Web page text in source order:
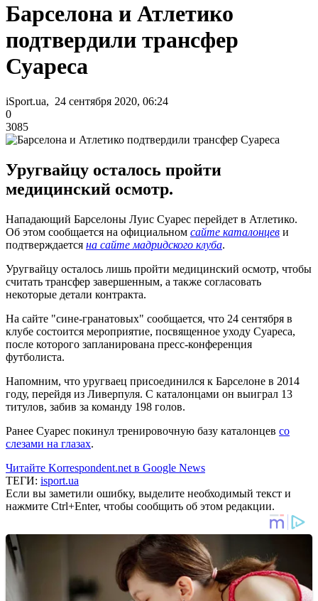
Барселона и Атлетико
подтвердили трансфер
Суареса
iSport.ua, 24 сентября 2020, 06:24
0
3085
Уругвайцу осталось пройти
медицинский осмотр.
Нападающий Барселоны Луис Суарес перейдет в Атлетико.
Об этом сообщается на официальном сайте каталонцев и
подтверждается на сайте мадридского клуба.
Уругвайцу осталось лишь пройти медицинский осмотр, чтобы
считать трансфер завершенным, а также согласовать
некоторые детали контракта.
На сайте "сине-гранатовых" сообщается, что 24 сентября в
клубе состоится мероприятие, посвященное уходу Суареса,
после которого запланирована пресс-конференция
футболиста.
Напомним, что уругваец присоединился к Барселоне в 2014
году, перейдя из Ливерпуля. С каталонцами он выиграл 13
титулов, забив за команду 198 голов.
Ранее Суарес покинул тренировочную базу каталонцев со
слезами на глазах.
Читайте Korrespondent.net в Google News
ТЕГИ: isport.ua
Если вы заметили ошибку, выделите необходимый текст и
нажмите Ctrl+Enter, чтобы сообщить об этом редакции.